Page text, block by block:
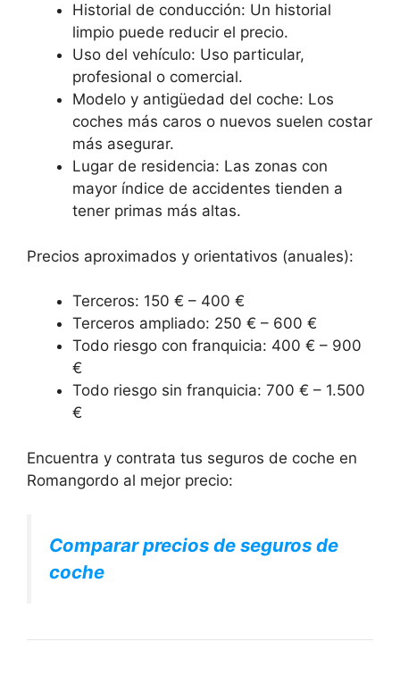
Historial de conducción: Un historial
limpio puede reducir el precio.
Uso del vehículo: Uso particular,
profesional o comercial.
Modelo y antigüedad del coche: Los
coches más caros o nuevos suelen costar
más asegurar.
Lugar de residencia: Las zonas con
mayor índice de accidentes tienden a
tener primas más altas.
Precios aproximados y orientativos (anuales):
Terceros: 150 € – 400 €
Terceros ampliado: 250 € – 600 €
Todo riesgo con franquicia: 400 € – 900
€
Todo riesgo sin franquicia: 700 € – 1.500
€
Encuentra y contrata tus seguros de coche en
Romangordo al mejor precio:
Comparar precios de seguros de
coche